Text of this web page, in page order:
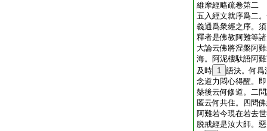
維摩經略疏卷第二
五入經文就序爲二
義通爲衆經之序。
釋者是佛教阿難等
大論云佛將涅槃阿
海。阿泥樓馱語阿
及時 1 語決。何爲
念道力悶心得醒。
槃後云何修道。二
匿云何共住。四問
阿難若今現在若去
脱戒經是汝大師。